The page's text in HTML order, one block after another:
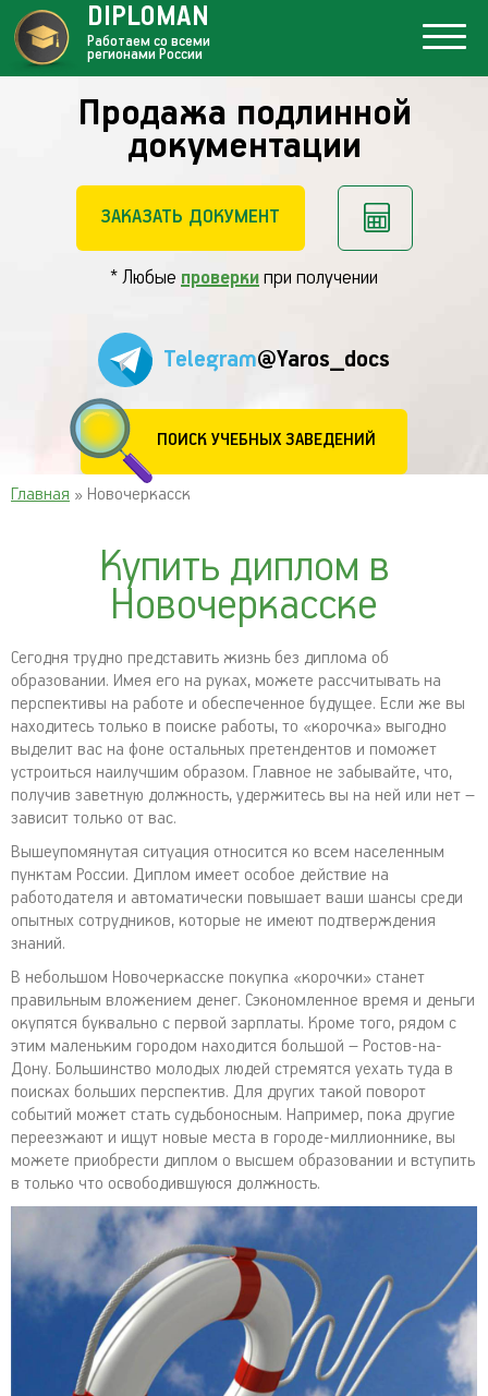
Продажа подлинной
документации
ЗАКАЗАТЬ ДОКУМЕНТ
* Любые проверки при получении
Telegram@Yaros_docs
ПОИСК УЧЕБНЫХ ЗАВЕДЕНИЙ
DIPLOMAN
Работаем со всеми
регионами России
Главная » Новочеркасск
Купить диплом в
Новочеркасске
Сегодня трудно представить жизнь без диплома об
образовании. Имея его на руках, можете рассчитывать на
перспективы на работе и обеспеченное будущее. Если же вы
находитесь только в поиске работы, то «корочка» выгодно
выделит вас на фоне остальных претендентов и поможет
устроиться наилучшим образом. Главное не забывайте, что,
получив заветную должность, удержитесь вы на ней или нет –
зависит только от вас.
Вышеупомянутая ситуация относится ко всем населенным
пунктам России. Диплом имеет особое действие на
работодателя и автоматически повышает ваши шансы среди
опытных сотрудников, которые не имеют подтверждения
знаний.
В небольшом Новочеркасске покупка «корочки» станет
правильным вложением денег. Сэкономленное время и деньги
окупятся буквально с первой зарплаты. Кроме того, рядом с
этим маленьким городом находится большой – Ростов-на-
Дону. Большинство молодых людей стремятся уехать туда в
поисках больших перспектив. Для других такой поворот
событий может стать судьбоносным. Например, пока другие
переезжают и ищут новые места в городе-миллионнике, вы
можете приобрести диплом о высшем образовании и вступить
в только что освободившуюся должность.